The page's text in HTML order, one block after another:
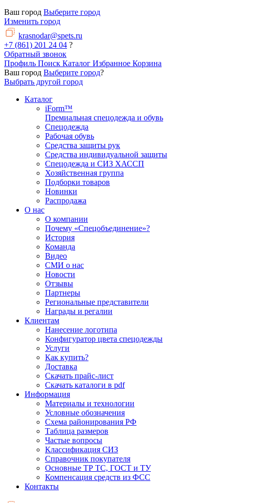
Ваш город Выберите город
Изменить город
krasnodar@spets.ru
+7 (861) 201 24 04 ?
Обратный звонок
Профиль Поиск Каталог Избранное Корзина
Ваш город Выберите город?
Выбрать другой город
Каталог
iForm™
Премиальная спецодежда и обувь
Спецодежда
Рабочая обувь
Средства защиты рук
Средства индивидуальной защиты
Спецодежда и СИЗ ХАССП
Хозяйственная группа
Подборки товаров
Новинки
Распродажа
О нас
О компании
Почему «Спецобъединение»?
История
Команда
Видео
СМИ о нас
Новости
Отзывы
Партнеры
Региональные представители
Награды и регалии
Клиентам
Нанесение логотипа
Конфигуратор цвета спецодежды
Услуги
Как купить?
Доставка
Скачать прайс-лист
Скачать каталоги в pdf
Информация
Материалы и технологии
Условные обозначения
Схема районирования РФ
Таблица размеров
Частые вопросы
Классификация СИЗ
Справочник покупателя
Основные ТР ТС, ГОСТ и ТУ
Компенсация средств из ФСС
Контакты